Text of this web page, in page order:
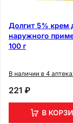
Долгит 5% крем
наружного
100 г
В наличии в 4
221 ₽
В